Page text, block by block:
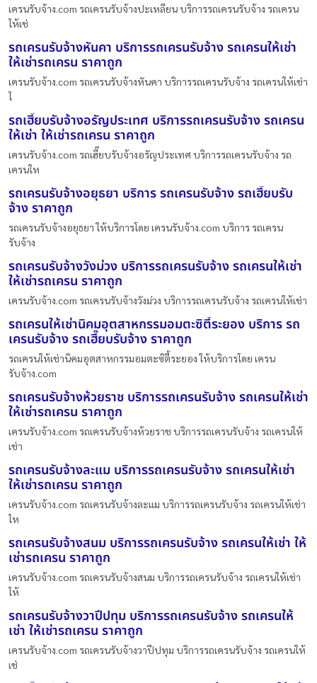
เครนรับจ้าง.com รถเครนรับจ้างปะเหลียน บริการรถเครนรับจ้าง รถเครน
ให้เช่
รถเครนรับจ้างหันคา บริการรถเครนรับจ้าง รถเครนให้เช่า
ให้เช่ารถเครน ราคาถูก
เครนรับจ้าง.com รถเครนรับจ้างหันคา บริการรถเครนรับจ้าง รถเครนให้เช่า
ใ
รถเฮี๊ยบรับจ้างอรัญประเทศ บริการรถเครนรับจ้าง รถเครน
ให้เช่า ให้เช่ารถเครน ราคาถูก
เครนรับจ้าง.com รถเฮี๊ยบรับจ้างอรัญประเทศ บริการรถเครนรับจ้าง รถ
เครนให
รถเครนรับจ้างอยุธยา บริการ รถเครนรับจ้าง รถเฮี๊ยบรับ
จ้าง ราคาถูก
รถเครนรับจ้างอยุธยา ให้บริการโดย เครนรับจ้าง.com บริการ รถเครน
รับจ้าง
รถเครนรับจ้างวังม่วง บริการรถเครนรับจ้าง รถเครนให้เช่า
ให้เช่ารถเครน ราคาถูก
เครนรับจ้าง.com รถเครนรับจ้างวังม่วง บริการรถเครนรับจ้าง รถเครนให้เช่า
รถเครนให้เช่านิคมอุตสาหกรรมอมตะซิตี้ระยอง บริการ รถ
เครนรับจ้าง รถเฮี๊ยบรับจ้าง ราคาถูก
รถเครนให้เช่านิคมอุตสาหกรรมอมตะซิตี้ระยอง ให้บริการโดย เครน
รับจ้าง.com
รถเครนรับจ้างห้วยราช บริการรถเครนรับจ้าง รถเครนให้เช่า
ให้เช่ารถเครน ราคาถูก
เครนรับจ้าง.com รถเครนรับจ้างห้วยราช บริการรถเครนรับจ้าง รถเครนให้
เช่า
รถเครนรับจ้างละแม บริการรถเครนรับจ้าง รถเครนให้เช่า
ให้เช่ารถเครน ราคาถูก
เครนรับจ้าง.com รถเครนรับจ้างละแม บริการรถเครนรับจ้าง รถเครนให้เช่า
ให
รถเครนรับจ้างสนม บริการรถเครนรับจ้าง รถเครนให้เช่า ให้
เช่ารถเครน ราคาถูก
เครนรับจ้าง.com รถเครนรับจ้างสนม บริการรถเครนรับจ้าง รถเครนให้เช่า
ให้
รถเครนรับจ้างวาปีปทุม บริการรถเครนรับจ้าง รถเครนให้
เช่า ให้เช่ารถเครน ราคาถูก
เครนรับจ้าง.com รถเครนรับจ้างวาปีปทุม บริการรถเครนรับจ้าง รถเครนให้
เช่